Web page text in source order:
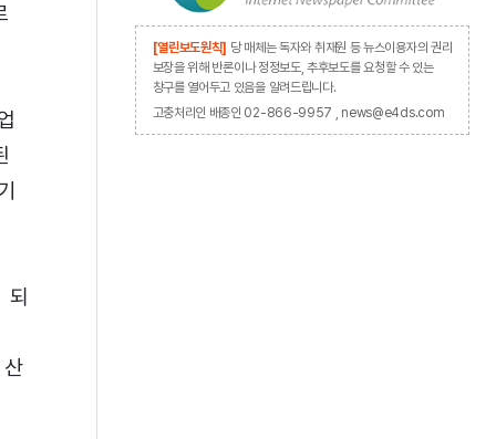
[열린보도원칙] 당 매체는 독자와 취재원 등 뉴스이용자의 권리
보장을 위해 반론이나 정정보도, 추후보도를 요청할 수 있는
창구를 열어두고 있음을 알려드립니다.
고충처리인 배종인 02-866-9957 , news@e4ds.com